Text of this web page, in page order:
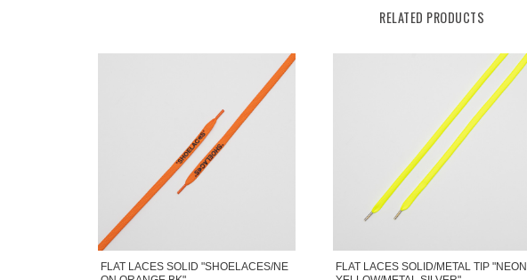
RELATED PRODUCTS
FLAT LACES SOLID "SHOELACES/NE
FLAT LACES SOLID/METAL TIP "NEON